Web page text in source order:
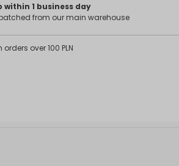
within 1 business day
from our main warehouse
orders over 100 PLN